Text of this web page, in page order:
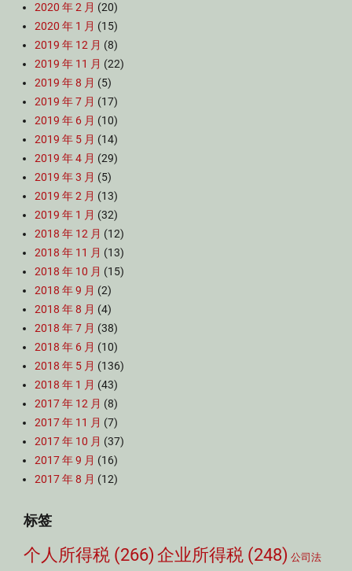
2020 年 2 月 (20)
2020 年 1 月 (15)
2019 年 12 月 (8)
2019 年 11 月 (22)
2019 年 8 月 (5)
2019 年 7 月 (17)
2019 年 6 月 (10)
2019 年 5 月 (14)
2019 年 4 月 (29)
2019 年 3 月 (5)
2019 年 2 月 (13)
2019 年 1 月 (32)
2018 年 12 月 (12)
2018 年 11 月 (13)
2018 年 10 月 (15)
2018 年 9 月 (2)
2018 年 8 月 (4)
2018 年 7 月 (38)
2018 年 6 月 (10)
2018 年 5 月 (136)
2018 年 1 月 (43)
2017 年 12 月 (8)
2017 年 11 月 (7)
2017 年 10 月 (37)
2017 年 9 月 (16)
2017 年 8 月 (12)
标签
个人所得税 (266) 企业所得税 (248) 公司法